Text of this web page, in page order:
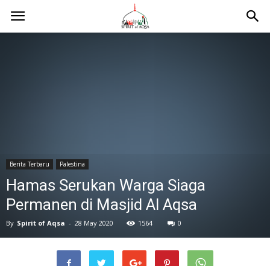
Berita Terbaru Palestina
Hamas Serukan Warga Siaga
Permanen di Masjid Al Aqsa
By Spirit of Aqsa - 28 May 2020 1564 0